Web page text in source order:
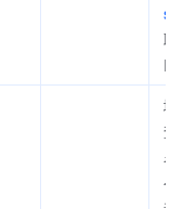
s
取
ID
域
查
名
个